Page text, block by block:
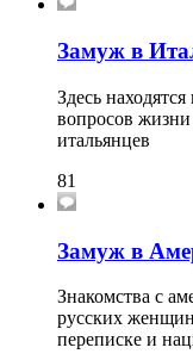
Замуж в
Здесь
вопросов
итальянцев
81
Замуж в
Знакомства с
русских
переписке и